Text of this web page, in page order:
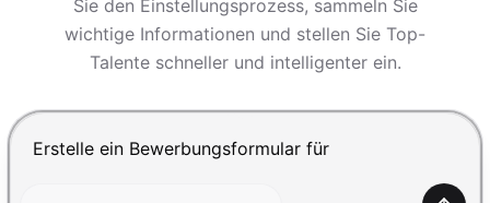
ANMELDEN
KOSTENLOS TESTEN
Sie den Einstellungsprozess, sammeln Sie
wichtige Informationen und stellen Sie Top-
Talente schneller und intelligenter ein.
Drücke Enter zum Absenden, Shift+Enter für einen